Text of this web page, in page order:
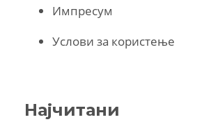
Импресум
Услови за користење
Најчитани